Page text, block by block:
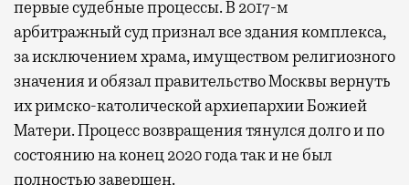
первые судебные процессы. В 2017-м
арбитражный суд признал все здания комплекса,
за исключением храма, имуществом религиозного
значения и обязал правительство Москвы вернуть
их римско-католической архиепархии Божией
Матери. Процесс возвращения тянулся долго и по
состоянию на конец 2020 года так и не был
полностью завершен.